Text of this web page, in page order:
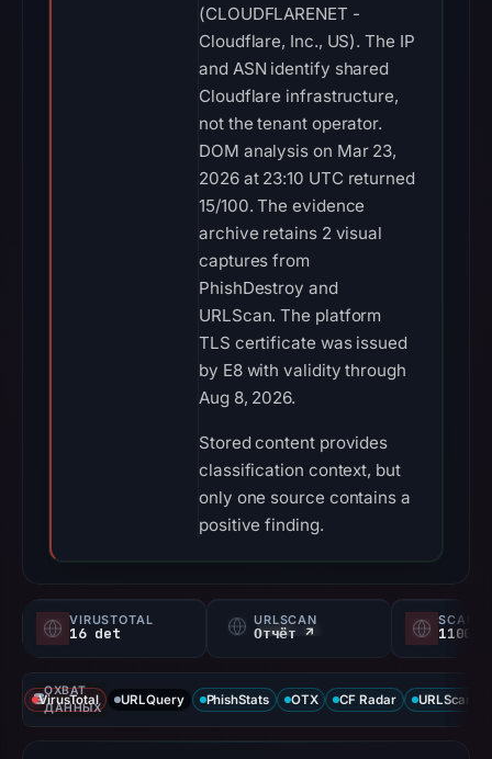
(CLOUDFLARENET -
Cloudflare, Inc., US). The IP
and ASN identify shared
Cloudflare infrastructure,
not the tenant operator.
DOM analysis on Mar 23,
2026 at 23:10 UTC returned
15/100. The evidence
archive retains 2 visual
captures from
PhishDestroy and
URLScan. The platform
TLS certificate was issued
by E8 with validity through
Aug 8, 2026.
Stored content provides
classification context, but
only one source contains a
positive finding.
VIRUSTOTAL
16 det
URLSCAN
Отчёт ↗ 1100/
ОХВАТ
ДАННЫХ
VirusTotal URLQuery PhishStats OTX CF Radar URLScan